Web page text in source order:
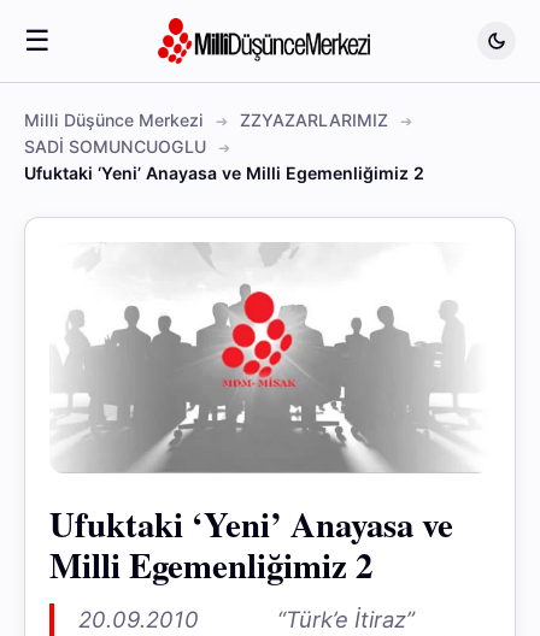
☰
Milli Düşünce Merkezi
ZZYAZARLARIMIZ
SADİ SOMUNCUOGLU
Ufuktaki ‘Yeni’ Anayasa ve Milli Egemenliğimiz 2
Ufuktaki ‘Yeni’ Anayasa ve
Milli Egemenliğimiz 2
20.09.2010 “Türk’e İtiraz”